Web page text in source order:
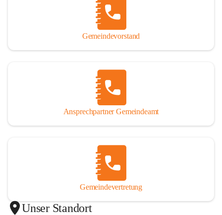
Gemeindevorstand
Ansprechpartner Gemeindeamt
Gemeindevertretung
Unser Standort